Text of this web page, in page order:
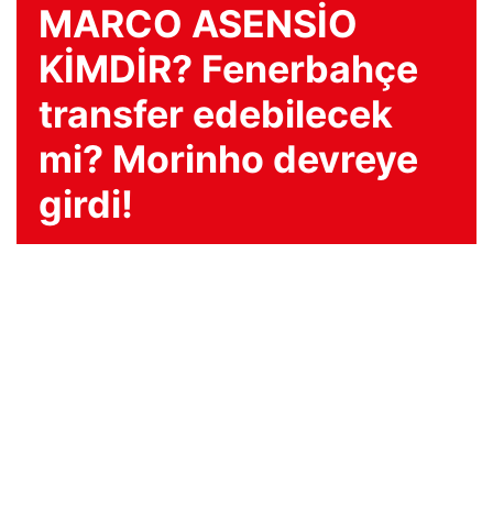
MARCO ASENSİO
KİMDİR? Fenerbahçe
transfer edebilecek
mi? Morinho devreye
girdi!